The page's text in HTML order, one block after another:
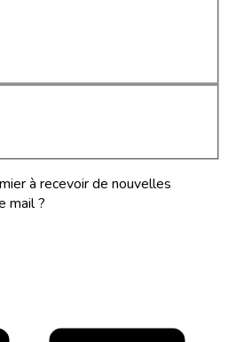
à recevoir de nouvelles
mail ?